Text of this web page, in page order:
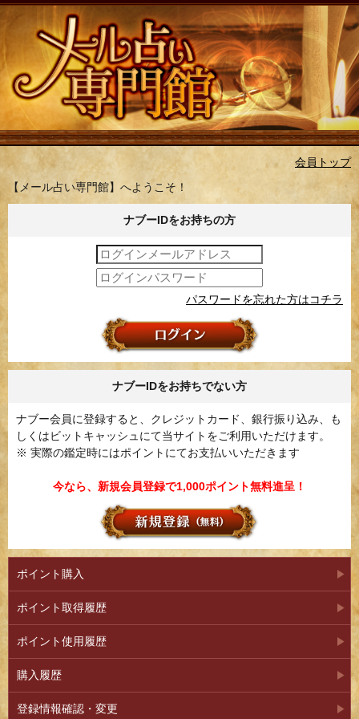
会員トップ
【メール占い専門館】へようこそ！
ナブーIDをお持ちの方
パスワードを忘れた方はコチラ
ナブーIDをお持ちでない方
ナブー会員に登録すると、クレジットカード、銀行振り込み、も
しくはビットキャッシュにて当サイトをご利用いただけます。
※ 実際の鑑定時にはポイントにてお支払いいただきます
今なら、新規会員登録で1,000ポイント無料進呈！
ポイント購入
ポイント取得履歴
ポイント使用履歴
購入履歴
登録情報確認・変更